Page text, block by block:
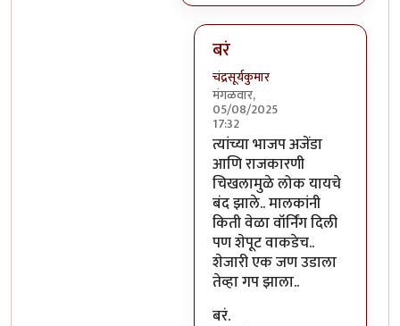
बरं
चंद्रसूर्यकुमार
मंगळवार,
05/08/2025
17:32
In reply toमिपाकर
त्यांच्या भाजप अजेंडा
आणि राजकारणी
चिखलामुळे लोक यायचे
बंद झाले.. मालकांनी
किती वेळा वॉर्निंग दिली
पण शेपूट वाकडेच..
शेजारी एक जण उडाला
तेव्हा गप झाला..
बरं.